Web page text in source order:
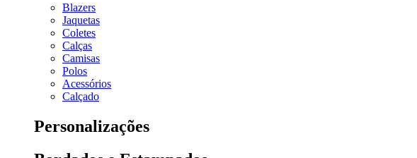
Blazers
Jaquetas
Coletes
Calças
Camisas
Polos
Acessórios
Calçado
Personalizações